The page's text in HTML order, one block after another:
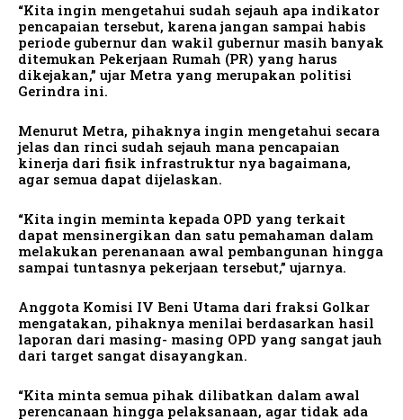
“Kita ingin mengetahui sudah sejauh apa indikator
pencapaian tersebut, karena jangan sampai habis
periode gubernur dan wakil gubernur masih banyak
ditemukan Pekerjaan Rumah (PR) yang harus
dikejakan,” ujar Metra yang merupakan politisi
Gerindra ini.
Menurut Metra, pihaknya ingin mengetahui secara
jelas dan rinci sudah sejauh mana pencapaian
kinerja dari fisik infrastruktur nya bagaimana,
agar semua dapat dijelaskan.
“Kita ingin meminta kepada OPD yang terkait
dapat mensinergikan dan satu pemahaman dalam
melakukan perenanaan awal pembangunan hingga
sampai tuntasnya pekerjaan tersebut,” ujarnya.
Anggota Komisi IV Beni Utama dari fraksi Golkar
mengatakan, pihaknya menilai berdasarkan hasil
laporan dari masing- masing OPD yang sangat jauh
dari target sangat disayangkan.
“Kita minta semua pihak dilibatkan dalam awal
perencanaan hingga pelaksanaan, agar tidak ada